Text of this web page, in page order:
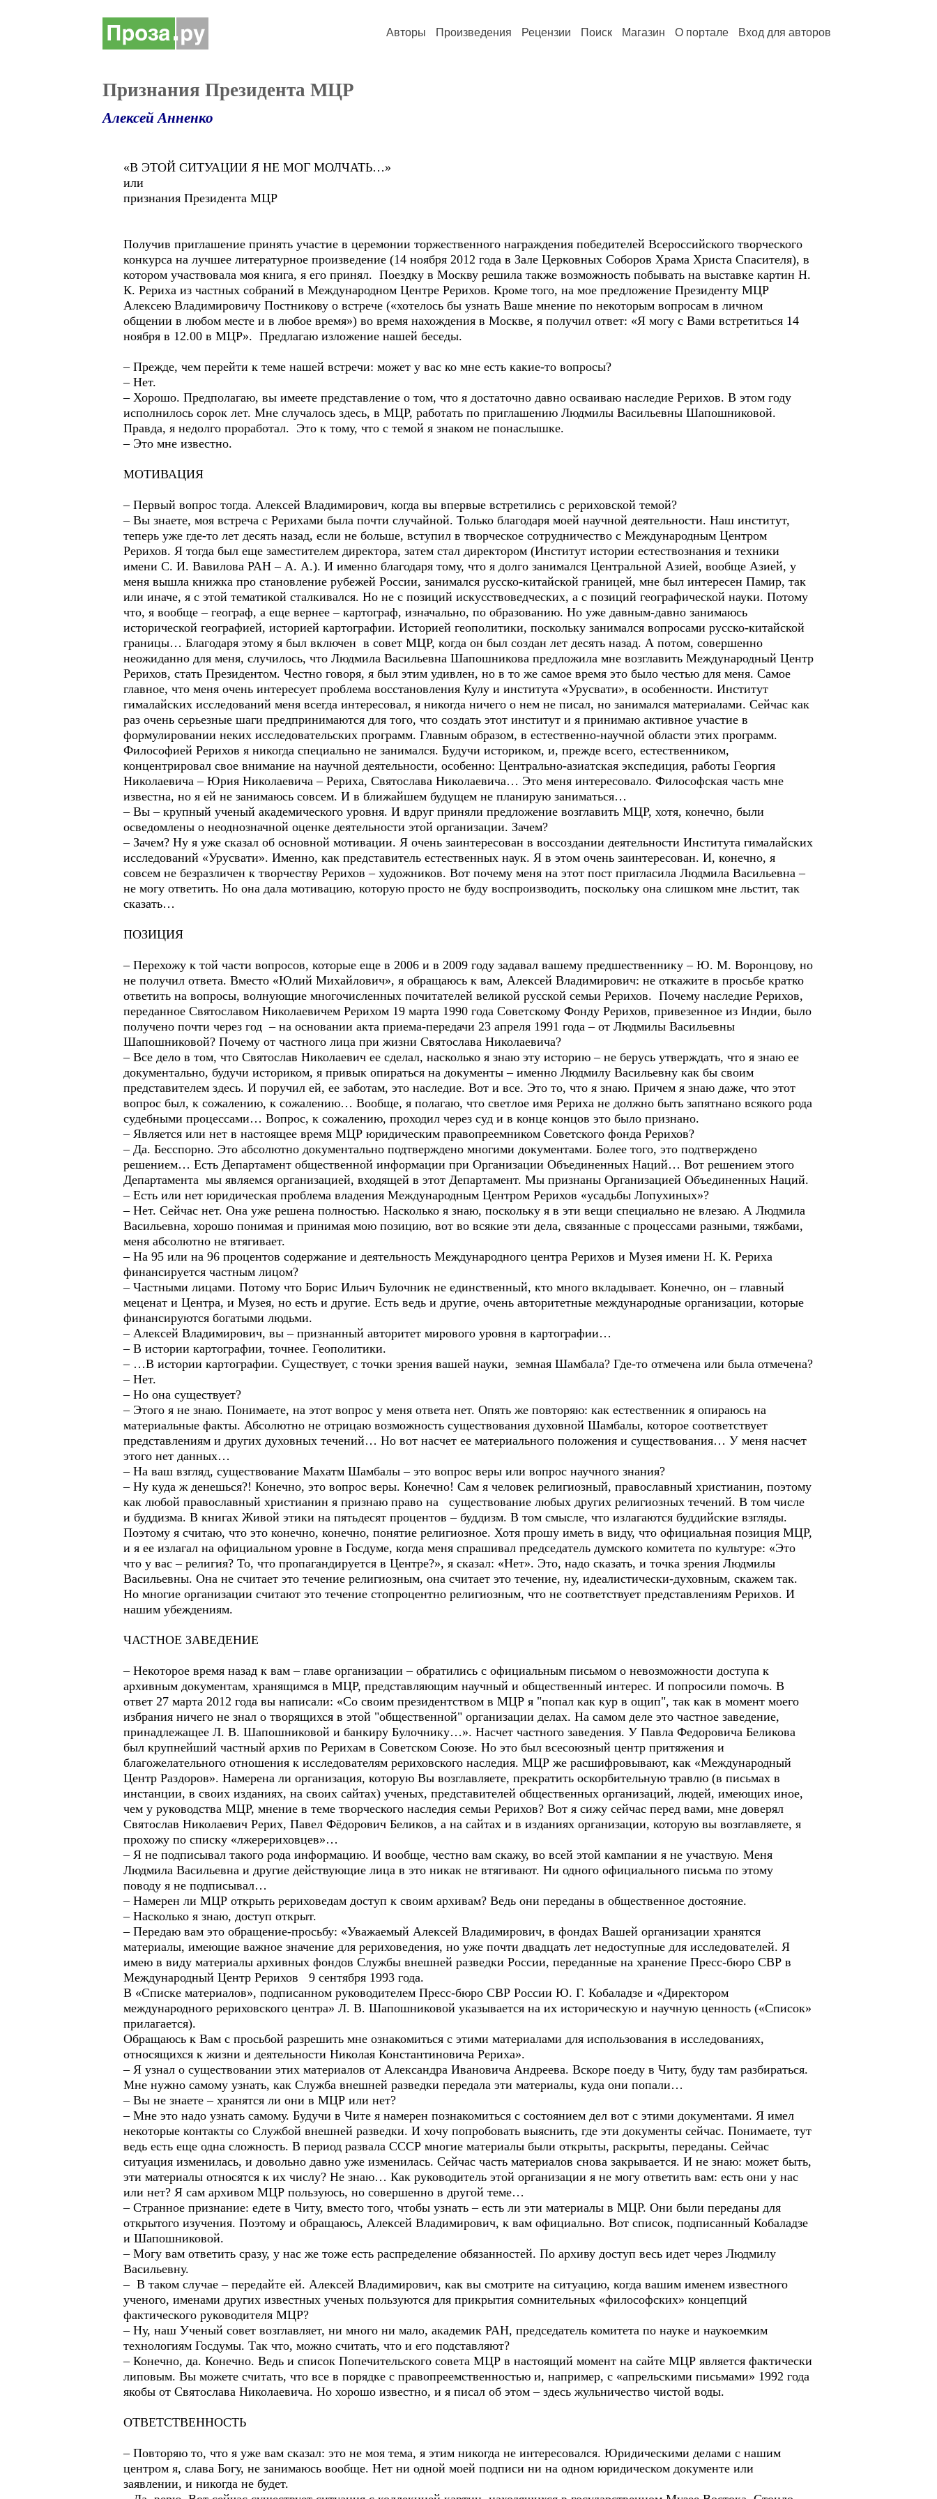
Авторы Произведения Рецензии Поиск Магазин О портале Вход для авторов
Признания Президента МЦР
Алексей Анненко
«В ЭТОЙ СИТУАЦИИ Я НЕ МОГ МОЛЧАТЬ…»
или
признания Президента МЦР
Получив приглашение принять участие в церемонии торжественного награждения победителей Всероссийского творческого
конкурса на лучшее литературное произведение (14 ноября 2012 года в Зале Церковных Соборов Храма Христа Спасителя), в
котором участвовала моя книга, я его принял. Поездку в Москву решила также возможность побывать на выставке картин Н.
К. Рериха из частных собраний в Международном Центре Рерихов. Кроме того, на мое предложение Президенту МЦР
Алексею Владимировичу Постникову о встрече («хотелось бы узнать Ваше мнение по некоторым вопросам в личном
общении в любом месте и в любое время») во время нахождения в Москве, я получил ответ: «Я могу с Вами встретиться 14
ноября в 12.00 в МЦР». Предлагаю изложение нашей беседы.
– Прежде, чем перейти к теме нашей встречи: может у вас ко мне есть какие-то вопросы?
– Нет.
– Хорошо. Предполагаю, вы имеете представление о том, что я достаточно давно осваиваю наследие Рерихов. В этом году
исполнилось сорок лет. Мне случалось здесь, в МЦР, работать по приглашению Людмилы Васильевны Шапошниковой.
Правда, я недолго проработал. Это к тому, что с темой я знаком не понаслышке.
– Это мне известно.
МОТИВАЦИЯ
– Первый вопрос тогда. Алексей Владимирович, когда вы впервые встретились с рериховской темой?
– Вы знаете, моя встреча с Рерихами была почти случайной. Только благодаря моей научной деятельности. Наш институт,
теперь уже где-то лет десять назад, если не больше, вступил в творческое сотрудничество с Международным Центром
Рерихов. Я тогда был еще заместителем директора, затем стал директором (Институт истории естествознания и техники
имени С. И. Вавилова РАН – А. А.). И именно благодаря тому, что я долго занимался Центральной Азией, вообще Азией, у
меня вышла книжка про становление рубежей России, занимался русско-китайской границей, мне был интересен Памир, так
или иначе, я с этой тематикой сталкивался. Но не с позиций искусствоведческих, а с позиций географической науки. Потому
что, я вообще – географ, а еще вернее – картограф, изначально, по образованию. Но уже давным-давно занимаюсь
исторической географией, историей картографии. Историей геополитики, поскольку занимался вопросами русско-китайской
границы… Благодаря этому я был включен в совет МЦР, когда он был создан лет десять назад. А потом, совершенно
неожиданно для меня, случилось, что Людмила Васильевна Шапошникова предложила мне возглавить Международный Центр
Рерихов, стать Президентом. Честно говоря, я был этим удивлен, но в то же самое время это было честью для меня. Самое
главное, что меня очень интересует проблема восстановления Кулу и института «Урусвати», в особенности. Институт
гималайских исследований меня всегда интересовал, я никогда ничего о нем не писал, но занимался материалами. Сейчас как
раз очень серьезные шаги предпринимаются для того, что создать этот институт и я принимаю активное участие в
формулировании неких исследовательских программ. Главным образом, в естественно-научной области этих программ.
Философией Рерихов я никогда специально не занимался. Будучи историком, и, прежде всего, естественником,
концентрировал свое внимание на научной деятельности, особенно: Центрально-азиатская экспедиция, работы Георгия
Николаевича – Юрия Николаевича – Рериха, Святослава Николаевича… Это меня интересовало. Философская часть мне
известна, но я ей не занимаюсь совсем. И в ближайшем будущем не планирую заниматься…
– Вы – крупный ученый академического уровня. И вдруг приняли предложение возглавить МЦР, хотя, конечно, были
осведомлены о неоднозначной оценке деятельности этой организации. Зачем?
– Зачем? Ну я уже сказал об основной мотивации. Я очень заинтересован в воссоздании деятельности Института гималайских
исследований «Урусвати». Именно, как представитель естественных наук. Я в этом очень заинтересован. И, конечно, я
совсем не безразличен к творчеству Рерихов – художников. Вот почему меня на этот пост пригласила Людмила Васильевна –
не могу ответить. Но она дала мотивацию, которую просто не буду воспроизводить, поскольку она слишком мне льстит, так
сказать…
ПОЗИЦИЯ
– Перехожу к той части вопросов, которые еще в 2006 и в 2009 году задавал вашему предшественнику – Ю. М. Воронцову, но
не получил ответа. Вместо «Юлий Михайлович», я обращаюсь к вам, Алексей Владимирович: не откажите в просьбе кратко
ответить на вопросы, волнующие многочисленных почитателей великой русской семьи Рерихов. Почему наследие Рерихов,
переданное Святославом Николаевичем Рерихом 19 марта 1990 года Советскому Фонду Рерихов, привезенное из Индии, было
получено почти через год – на основании акта приема-передачи 23 апреля 1991 года – от Людмилы Васильевны
Шапошниковой? Почему от частного лица при жизни Святослава Николаевича?
– Все дело в том, что Святослав Николаевич ее сделал, насколько я знаю эту историю – не берусь утверждать, что я знаю ее
документально, будучи историком, я привык опираться на документы – именно Людмилу Васильевну как бы своим
представителем здесь. И поручил ей, ее заботам, это наследие. Вот и все. Это то, что я знаю. Причем я знаю даже, что этот
вопрос был, к сожалению, к сожалению… Вообще, я полагаю, что светлое имя Рериха не должно быть запятнано всякого рода
судебными процессами… Вопрос, к сожалению, проходил через суд и в конце концов это было признано.
– Является или нет в настоящее время МЦР юридическим правопреемником Советского фонда Рерихов?
– Да. Бесспорно. Это абсолютно документально подтверждено многими документами. Более того, это подтверждено
решением… Есть Департамент общественной информации при Организации Объединенных Наций… Вот решением этого
Департамента мы являемся организацией, входящей в этот Департамент. Мы признаны Организацией Объединенных Наций.
– Есть или нет юридическая проблема владения Международным Центром Рерихов «усадьбы Лопухиных»?
– Нет. Сейчас нет. Она уже решена полностью. Насколько я знаю, поскольку я в эти вещи специально не влезаю. А Людмила
Васильевна, хорошо понимая и принимая мою позицию, вот во всякие эти дела, связанные с процессами разными, тяжбами,
меня абсолютно не втягивает.
– На 95 или на 96 процентов содержание и деятельность Международного центра Рерихов и Музея имени Н. К. Рериха
финансируется частным лицом?
– Частными лицами. Потому что Борис Ильич Булочник не единственный, кто много вкладывает. Конечно, он – главный
меценат и Центра, и Музея, но есть и другие. Есть ведь и другие, очень авторитетные международные организации, которые
финансируются богатыми людьми.
– Алексей Владимирович, вы – признанный авторитет мирового уровня в картографии…
– В истории картографии, точнее. Геополитики.
– …В истории картографии. Существует, с точки зрения вашей науки, земная Шамбала? Где-то отмечена или была отмечена?
– Нет.
– Но она существует?
– Этого я не знаю. Понимаете, на этот вопрос у меня ответа нет. Опять же повторяю: как естественник я опираюсь на
материальные факты. Абсолютно не отрицаю возможность существования духовной Шамбалы, которое соответствует
представлениям и других духовных течений… Но вот насчет ее материального положения и существования… У меня насчет
этого нет данных…
– На ваш взгляд, существование Махатм Шамбалы – это вопрос веры или вопрос научного знания?
– Ну куда ж денешься?! Конечно, это вопрос веры. Конечно! Сам я человек религиозный, православный христианин, поэтому
как любой православный христианин я признаю право на существование любых других религиозных течений. В том числе
и буддизма. В книгах Живой этики на пятьдесят процентов – буддизм. В том смысле, что излагаются буддийские взгляды.
Поэтому я считаю, что это конечно, конечно, понятие религиозное. Хотя прошу иметь в виду, что официальная позиция МЦР,
и я ее излагал на официальном уровне в Госдуме, когда меня спрашивал председатель думского комитета по культуре: «Это
что у вас – религия? То, что пропагандируется в Центре?», я сказал: «Нет». Это, надо сказать, и точка зрения Людмилы
Васильевны. Она не считает это течение религиозным, она считает это течение, ну, идеалистически-духовным, скажем так.
Но многие организации считают это течение стопроцентно религиозным, что не соответствует представлениям Рерихов. И
нашим убеждениям.
ЧАСТНОЕ ЗАВЕДЕНИЕ
– Некоторое время назад к вам – главе организации – обратились с официальным письмом о невозможности доступа к
архивным документам, хранящимся в МЦР, представляющим научный и общественный интерес. И попросили помочь. В
ответ 27 марта 2012 года вы написали: «Со своим президентством в МЦР я "попал как кур в ощип", так как в момент моего
избрания ничего не знал о творящихся в этой "общественной" организации делах. На самом деле это частное заведение,
принадлежащее Л. В. Шапошниковой и банкиру Булочнику…». Насчет частного заведения. У Павла Федоровича Беликова
был крупнейший частный архив по Рерихам в Советском Союзе. Но это был всесоюзный центр притяжения и
благожелательного отношения к исследователям рериховского наследия. МЦР же расшифровывают, как «Международный
Центр Раздоров». Намерена ли организация, которую Вы возглавляете, прекратить оскорбительную травлю (в письмах в
инстанции, в своих изданиях, на своих сайтах) ученых, представителей общественных организаций, людей, имеющих иное,
чем у руководства МЦР, мнение в теме творческого наследия семьи Рерихов? Вот я сижу сейчас перед вами, мне доверял
Святослав Николаевич Рерих, Павел Фёдорович Беликов, а на сайтах и в изданиях организации, которую вы возглавляете, я
прохожу по списку «лжерериховцев»…
– Я не подписывал такого рода информацию. И вообще, честно вам скажу, во всей этой кампании я не участвую. Меня
Людмила Васильевна и другие действующие лица в это никак не втягивают. Ни одного официального письма по этому
поводу я не подписывал…
– Намерен ли МЦР открыть рериховедам доступ к своим архивам? Ведь они переданы в общественное достояние.
– Насколько я знаю, доступ открыт.
– Передаю вам это обращение-просьбу: «Уважаемый Алексей Владимирович, в фондах Вашей организации хранятся
материалы, имеющие важное значение для рериховедения, но уже почти двадцать лет недоступные для исследователей. Я
имею в виду материалы архивных фондов Службы внешней разведки России, переданные на хранение Пресс-бюро СВР в
Международный Центр Рерихов 9 сентября 1993 года.
В «Списке материалов», подписанном руководителем Пресс-бюро СВР России Ю. Г. Кобаладзе и «Директором
международного рериховского центра» Л. В. Шапошниковой указывается на их историческую и научную ценность («Список»
прилагается).
Обращаюсь к Вам с просьбой разрешить мне ознакомиться с этими материалами для использования в исследованиях,
относящихся к жизни и деятельности Николая Константиновича Рериха».
– Я узнал о существовании этих материалов от Александра Ивановича Андреева. Вскоре поеду в Читу, буду там разбираться.
Мне нужно самому узнать, как Служба внешней разведки передала эти материалы, куда они попали…
– Вы не знаете – хранятся ли они в МЦР или нет?
– Мне это надо узнать самому. Будучи в Чите я намерен познакомиться с состоянием дел вот с этими документами. Я имел
некоторые контакты со Службой внешней разведки. И хочу попробовать выяснить, где эти документы сейчас. Понимаете, тут
ведь есть еще одна сложность. В период развала СССР многие материалы были открыты, раскрыты, переданы. Сейчас
ситуация изменилась, и довольно давно уже изменилась. Сейчас часть материалов снова закрывается. И не знаю: может быть,
эти материалы относятся к их числу? Не знаю… Как руководитель этой организации я не могу ответить вам: есть они у нас
или нет? Я сам архивом МЦР пользуюсь, но совершенно в другой теме…
– Странное признание: едете в Читу, вместо того, чтобы узнать – есть ли эти материалы в МЦР. Они были переданы для
открытого изучения. Поэтому и обращаюсь, Алексей Владимирович, к вам официально. Вот список, подписанный Кобаладзе
и Шапошниковой.
– Могу вам ответить сразу, у нас же тоже есть распределение обязанностей. По архиву доступ весь идет через Людмилу
Васильевну.
– В таком случае – передайте ей. Алексей Владимирович, как вы смотрите на ситуацию, когда вашим именем известного
ученого, именами других известных ученых пользуются для прикрытия сомнительных «философских» концепций
фактического руководителя МЦР?
– Ну, наш Ученый совет возглавляет, ни много ни мало, академик РАН, председатель комитета по науке и наукоемким
технологиям Госдумы. Так что, можно считать, что и его подставляют?
– Конечно, да. Конечно. Ведь и список Попечительского совета МЦР в настоящий момент на сайте МЦР является фактически
липовым. Вы можете считать, что все в порядке с правопреемственностью и, например, с «апрельскими письмами» 1992 года
якобы от Святослава Николаевича. Но хорошо известно, и я писал об этом – здесь жульничество чистой воды.
ОТВЕТСТВЕННОСТЬ
– Повторяю то, что я уже вам сказал: это не моя тема, я этим никогда не интересовался. Юридическими делами с нашим
центром я, слава Богу, не занимаюсь вообще. Нет ни одной моей подписи ни на одном юридическом документе или
заявлении, и никогда не будет.